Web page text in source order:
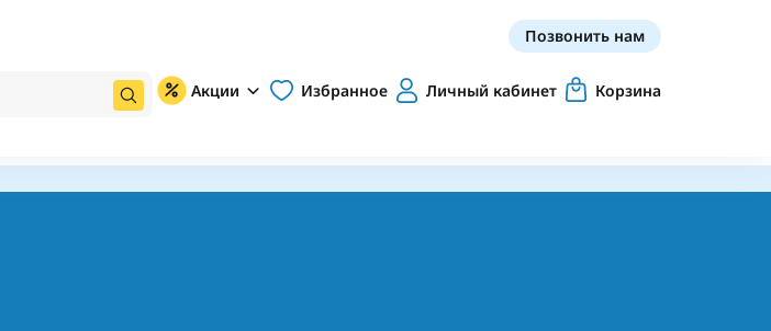
Позвонить нам
Акции Избранное Личный кабинет Корзина